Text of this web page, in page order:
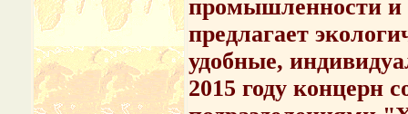
промышленности и
предлагает
удобные,
2015 году концерн